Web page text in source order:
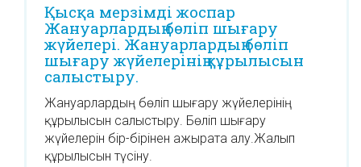
Қысқа мерзімді жоспар
Жануарлардың бөліп шығару
жүйелері. Жануарлардың бөліп
шығару жүйелерінің құрылысын
салыстыру.
Жануарлардың бөліп шығару жүйелерінің
құрылысын салыстыру. Бөліп шығару
жүйелерін бір-бірінен ажырата алу.Жалып
құрылысын түсіну.